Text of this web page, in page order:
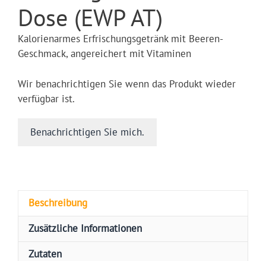
Dose (EWP AT)
Kalorienarmes Erfrischungsgetränk mit Beeren-
Geschmack, angereichert mit Vitaminen
Wir benachrichtigen Sie wenn das Produkt wieder
verfügbar ist.
Benachrichtigen Sie mich.
Beschreibung
Zusätzliche Informationen
Zutaten